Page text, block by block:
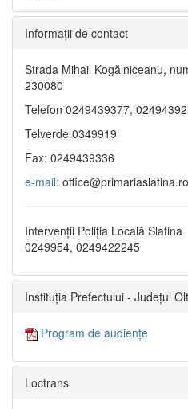
Informaţii de contact
Strada Mihail Kogălniceanu,
230080
Telefon 0249439377,
Telverde 0349919
Fax: 0249439336
e-mail: office@primariaslatina.ro
Intervenții Poliția Locală Slatina
0249954, 0249422245
Instituția Prefectului - Județul Olt
Program de audiențe
Loctrans